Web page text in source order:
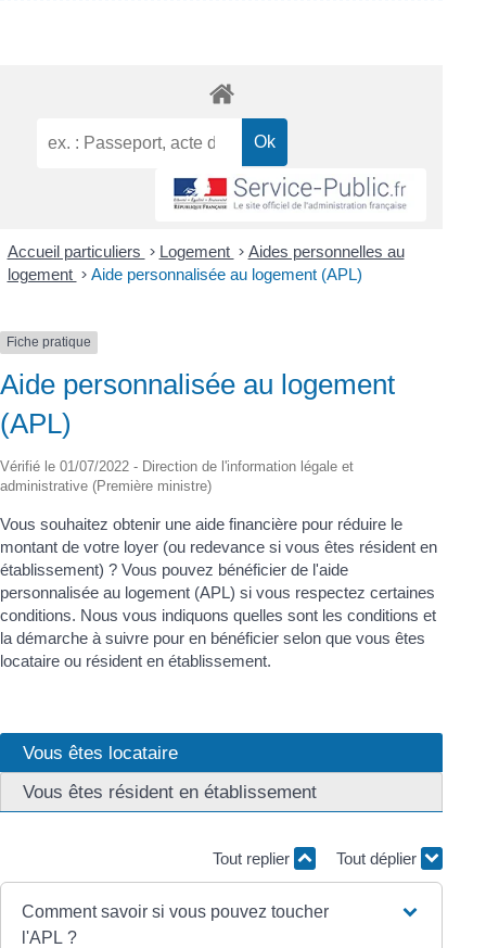
Accueil particuliers > Logement > Aides personnelles au
logement > Aide personnalisée au logement (APL)
Fiche pratique
Aide personnalisée au logement
(APL)
Vérifié le 01/07/2022 - Direction de l'information légale et
administrative (Première ministre)
Vous souhaitez obtenir une aide financière pour réduire le
montant de votre loyer (ou redevance si vous êtes résident en
établissement) ? Vous pouvez bénéficier de l'aide
personnalisée au logement (APL) si vous respectez certaines
conditions. Nous vous indiquons quelles sont les conditions et
la démarche à suivre pour en bénéficier selon que vous êtes
locataire ou résident en établissement.
Vous êtes locataire
Vous êtes résident en établissement
Tout replier Tout déplier
Comment savoir si vous pouvez toucher
l'APL ?